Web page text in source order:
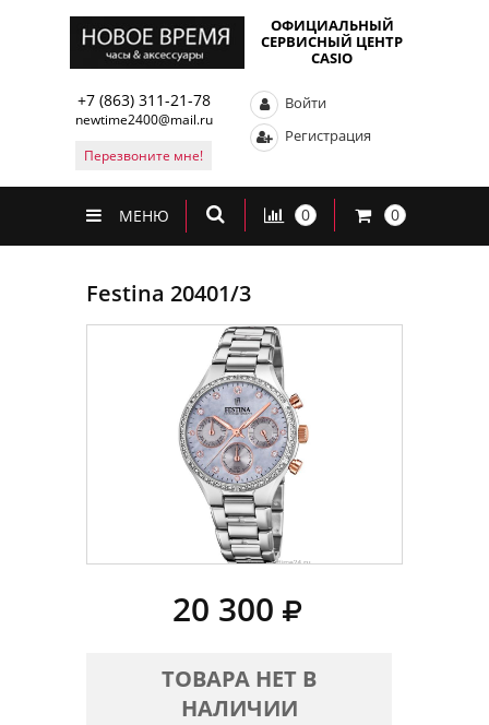
ОФИЦИАЛЬНЫЙ
СЕРВИСНЫЙ ЦЕНТР
CASIO
+7 (863) 311-21-78
newtime2400@mail.ru
Перезвоните мне!
Войти
Регистрация
МЕНЮ 0 0
Festina 20401/3
20 300
ТОВАРА НЕТ В
НАЛИЧИИ